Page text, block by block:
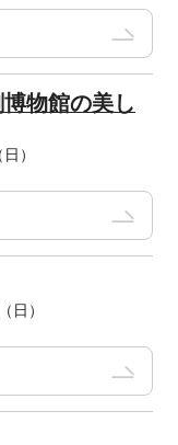
物館の美し
）
日）